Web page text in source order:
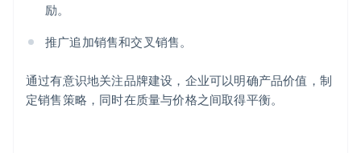
励。
推广追加销售和交叉销售。
通过有意识地关注品牌建设，企业可以明确产品价值，制
定销售策略，同时在质量与价格之间取得平衡。